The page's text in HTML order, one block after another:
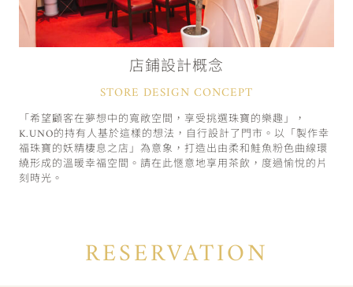
店鋪設計概念
STORE DESIGN CONCEPT
「希望顧客在夢想中的寬敞空間，享受挑選珠寶的樂趣」，
K.UNO的持有人基於這樣的想法，自行設計了門市。以「製作幸
福珠寶的妖精棲息之店」為意象，打造出由柔和鮭魚粉色曲線環
繞形成的溫暖幸福空間。請在此愜意地享用茶飲，度過愉悅的片
刻時光。
RESERVATION